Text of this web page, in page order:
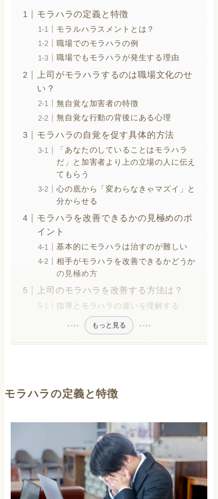
モラハラの定義と特徴
モラルハラスメントとは？
職場でのモラハラの例
職場でもモラハラが発生する理由
上司がモラハラするのは職場文化のせ
い？
無自覚な加害者の特徴
無自覚な行動の背後にある心理
モラハラの自覚を促す具体的方法
「あなたのしていることはモラハラ
だ」と加害者より上の立場の人に伝え
てもらう
心の底から「変わらなきゃマズイ」と
分からせる
モラハラを改善できるかの見極めのポ
イント
基本的にモラハラは治すのが難しい
相手がモラハラを改善できるかどうか
の見極め方
上司のモラハラを改善する方法は？
指導とモラハラの違いを理解する
もっと見る
モラハラの定義と特徴